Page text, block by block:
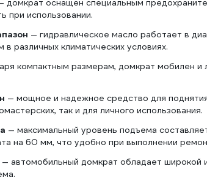
домкрат оснащен специальным
при использовании.
— гидравлическое масло работает в
различных климатических условиях.
компактным размерам, домкрат мобилен и
— мощное и надежное средство для
так и для личного использования.
— максимальный уровень подъема
на 60 мм, что удобно при выполнении
— автомобильный домкрат обладает широкой